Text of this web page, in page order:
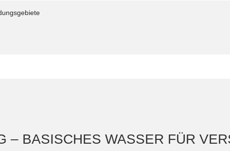
– BASISCHES WASSER FÜR